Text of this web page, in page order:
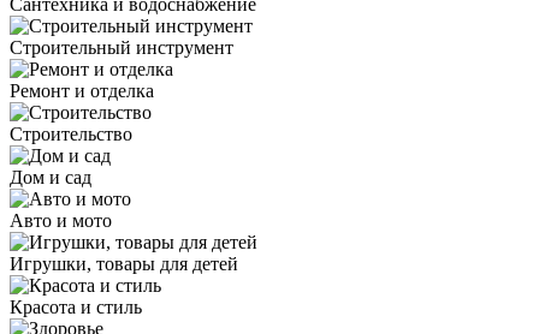
Сантехника и водоснабжение
Строительный инструмент
Ремонт и отделка
Строительство
Дом и сад
Авто и мото
Игрушки, товары для детей
Красота и стиль